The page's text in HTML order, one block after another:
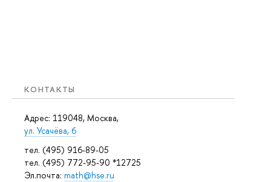
КОНТАКТЫ
Адрес: 119048, Москва,
ул. Усачёва, 6
тел. (495) 916-89-05
тел. (495) 772-95-90 *12725
Эл.почта: math@hse.ru